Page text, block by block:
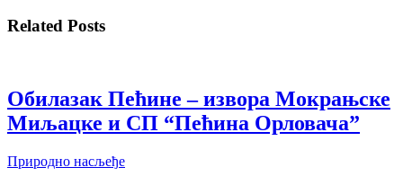
Related Posts
Обилазак Пећине – извора Мокрањске
Миљацке и СП “Пећина Орловача”
Природно насљеђе